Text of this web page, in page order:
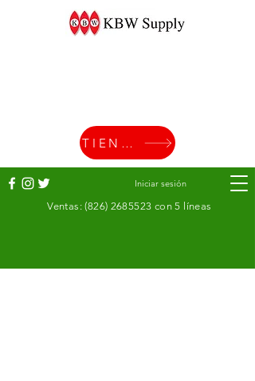
Iniciar sesión
Ventas:(826) 2685523 con 5 líneas
TIENDA